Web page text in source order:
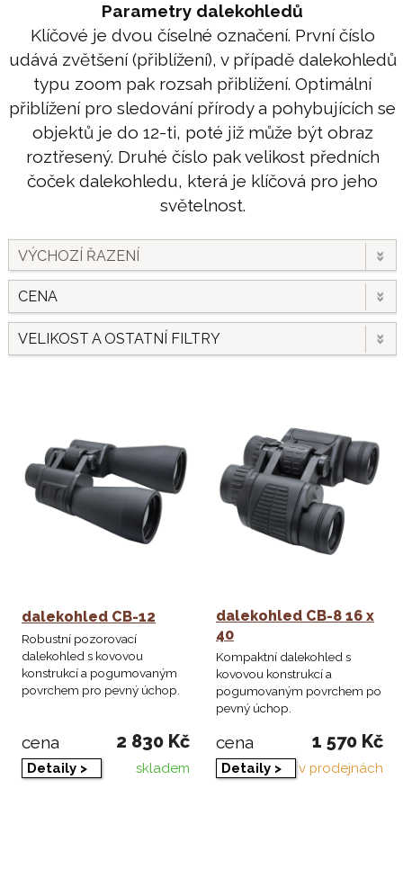
Parametry dalekohledů
Klíčové je dvou číselné označení. První číslo
udává zvětšení (přiblížení), v případě dalekohledů
typu zoom pak rozsah přiblížení. Optimální
přiblížení pro sledování přírody a pohybujících se
objektů je do 12-ti, poté již může být obraz
roztřesený. Druhé číslo pak velikost předních
čoček dalekohledu, která je klíčová pro jeho
světelnost.
VÝCHOZÍ ŘAZENÍ
CENA
VELIKOST A OSTATNÍ FILTRY
dalekohled CB-12
Robustní pozorovací
dalekohled s kovovou
konstrukcí a pogumovaným
povrchem pro pevný úchop.
cena 2 830 Kč
Detaily > skladem
dalekohled CB-8 16 x
40
Kompaktní dalekohled s
kovovou konstrukcí a
pogumovaným povrchem po
pevný úchop.
cena 1 570 Kč
Detaily > v prodejnách